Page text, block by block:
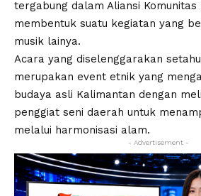
tergabung dalam Aliansi
membentuk suatu kegiatan yang
musik lainya.
Acara yang diselenggarakan
merupakan event etnik yang
budaya asli Kalimantan dengan
penggiat seni daerah untuk
melalui harmonisasi alam.
- Advertisement -